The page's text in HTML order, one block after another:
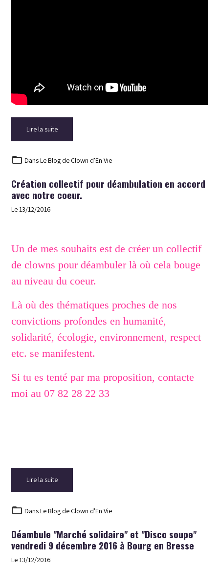
Lire la suite
DansLe Blog de Clown d'En Vie
Création collectif pour déambulation en accord
avec notre coeur.
Le 13/12/2016
Un de mes souhaits est de créer un collectif
de clowns pour déambuler là où cela bouge
au niveau du coeur.
Là où des thématiques proches de nos
convictions profondes en humanité,
solidarité, écologie, environnement, respect
etc. se manifestent.
Si tu es tenté par ma proposition, contacte
moi au 07 82 28 22 33
Lire la suite
DansLe Blog de Clown d'En Vie
Déambule "Marché solidaire" et "Disco soupe"
vendredi 9 décembre 2016 à Bourg en Bresse
Le 13/12/2016